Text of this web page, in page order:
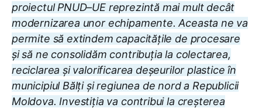
proiectul PNUD–UE reprezintă mai mult decât
modernizarea unor echipamente. Aceasta ne va
permite să extindem capacitățile de procesare
și să ne consolidăm contribuția la colectarea,
reciclarea și valorificarea deșeurilor plastice în
municipiul Bălți și regiunea de nord a Republicii
Moldova. Investiția va contribui la creșterea